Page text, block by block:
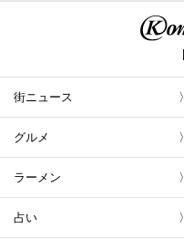
街ニュース
グルメ
ラーメン
占い